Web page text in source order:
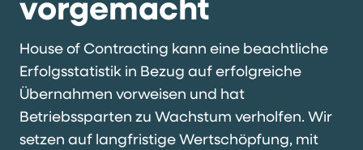
House of Contracting kann eine beachtliche
Erfolgsstatistik in Bezug auf erfolgreiche
Übernahmen vorweisen und hat
Betriebssparten zu Wachstum verholfen. Wir
setzen auf langfristige Wertschöpfung, mit